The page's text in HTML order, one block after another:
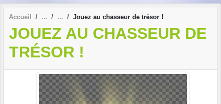
Accueil Jouez au chasseur de trésor !
JOUEZ AU CHASSEUR DE
TRÉSOR !